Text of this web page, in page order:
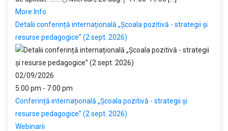
More Info
Detalii conferință internațională „Școala pozitivă - strategii și
resurse pedagogice” (2 sept. 2026)
02/09/2026
5:00 pm - 7:00 pm
Conferință internațională „Școala pozitivă - strategii și
resurse pedagogice” (2 sept. 2026)
Webinarii